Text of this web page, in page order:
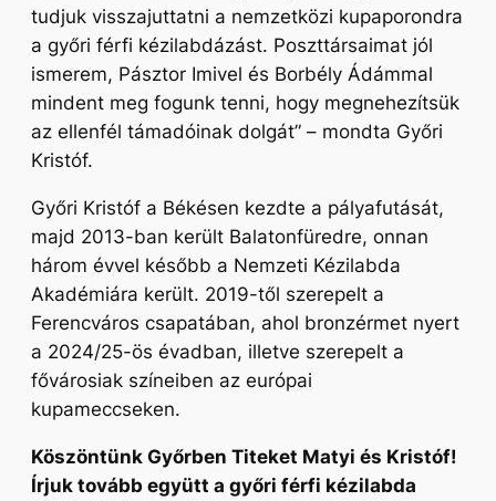
tudjuk visszajuttatni a nemzetközi kupaporondra
a győri férfi kézilabdázást. Poszttársaimat jól
ismerem, Pásztor Imivel és Borbély Ádámmal
mindent meg fogunk tenni, hogy megnehezítsük
az ellenfél támadóinak dolgát” – mondta Győri
Kristóf.
Győri Kristóf a Békésen kezdte a pályafutását,
majd 2013-ban került Balatonfüredre, onnan
három évvel később a Nemzeti Kézilabda
Akadémiára került. 2019-től szerepelt a
Ferencváros csapatában, ahol bronzérmet nyert
a 2024/25-ös évadban, illetve szerepelt a
fővárosiak színeiben az európai
kupameccseken.
Köszöntünk Győrben Titeket Matyi és Kristóf!
Írjuk tovább együtt a győri férfi kézilabda